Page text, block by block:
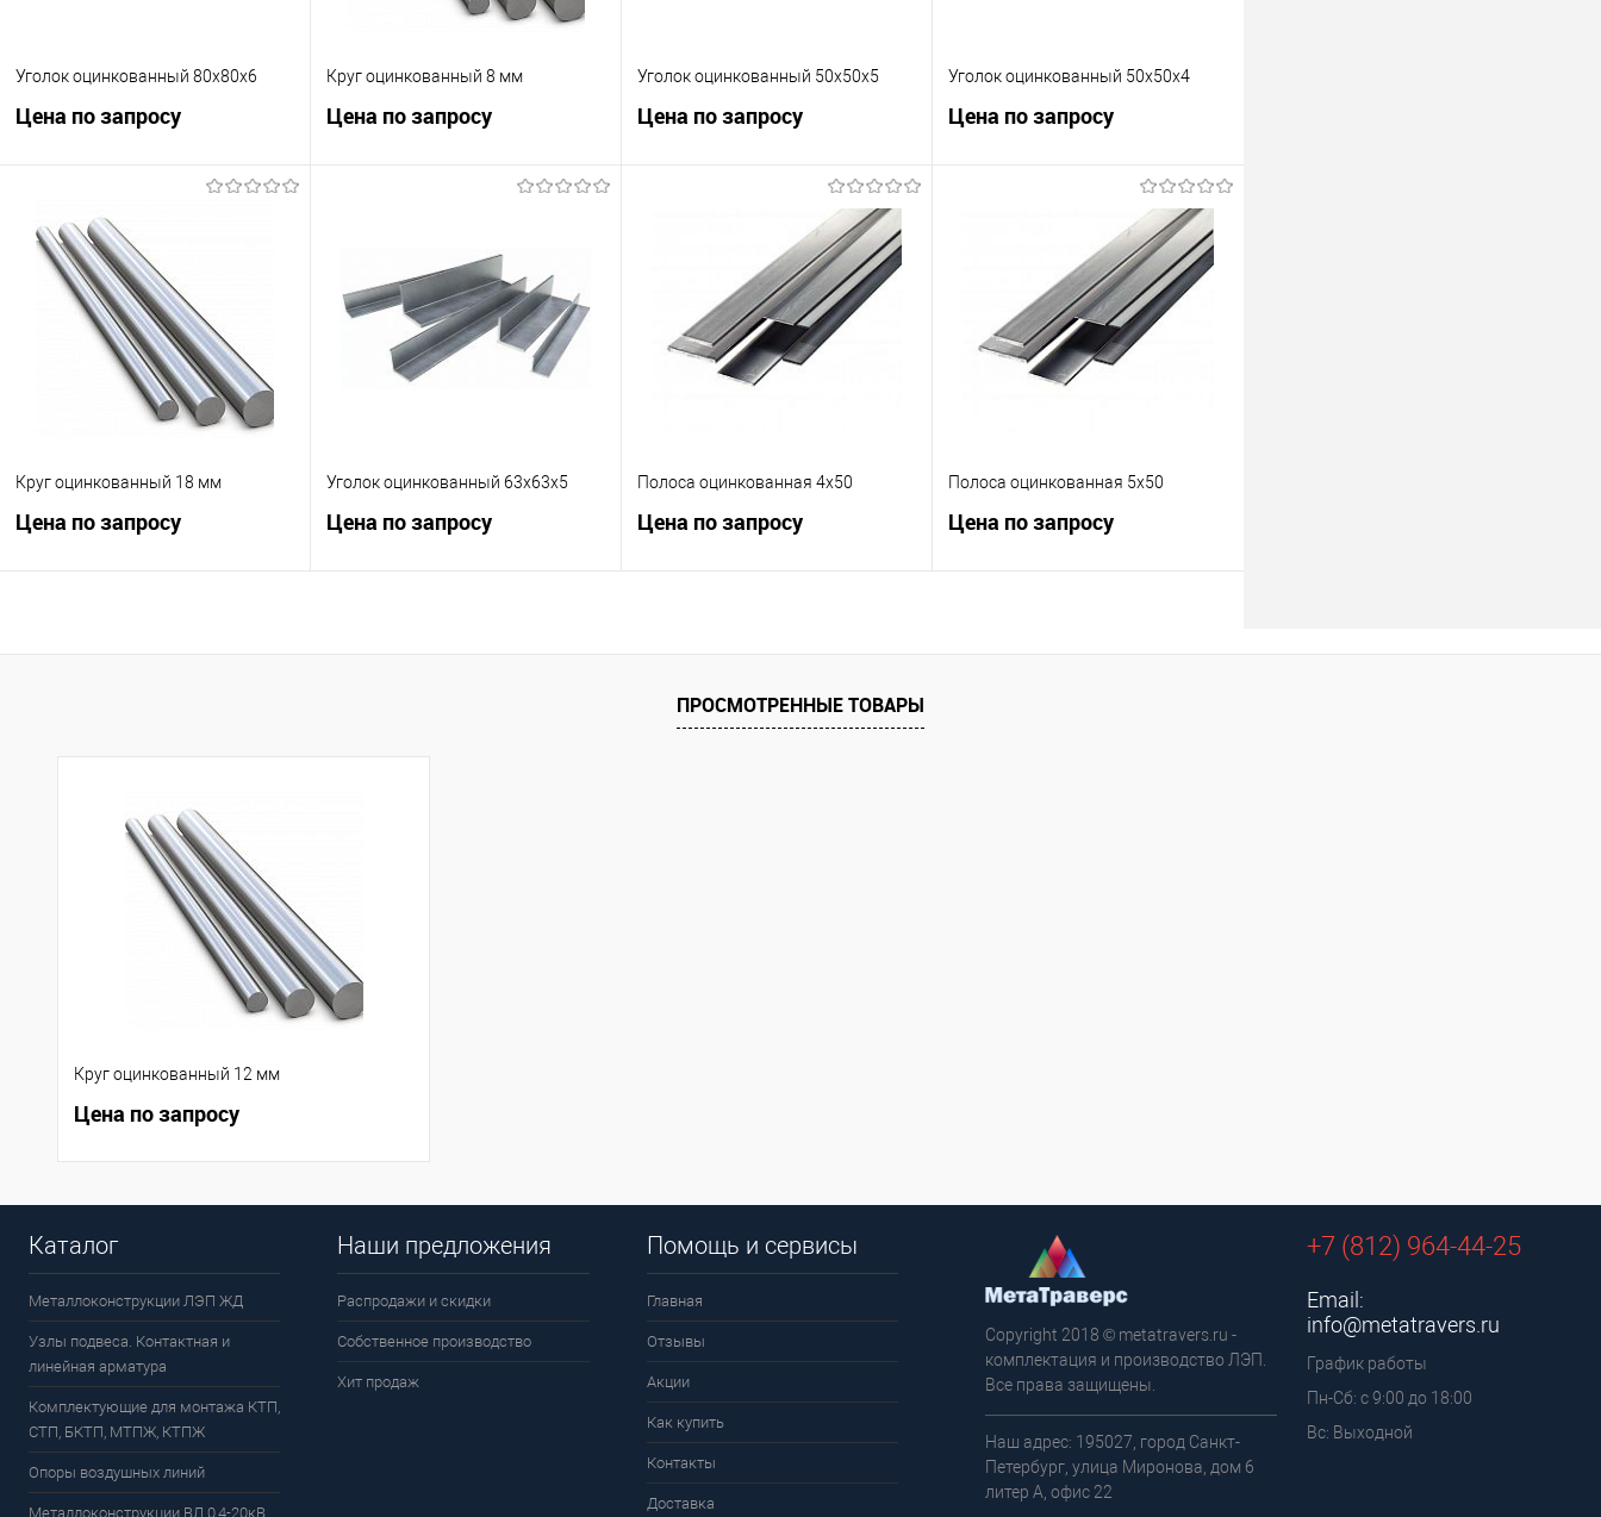
Уголок оцинкованный 80х80х6
Цена по запросу
Запросить цену
Купить в 1 клик
В избранное
В наличии
Круг оцинкованный 8 мм
Цена по запросу
Запросить цену
Купить в 1 клик
В избранное
В наличии
Уголок оцинкованный 50х50х5
Цена по запросу
Запросить цену
Купить в 1 клик
К сравнению
В избранное
В наличии
Уголок оцинкованный 50х50х4
Цена по запросу
Запросить цену
Купить в 1 клик
К сравнению
В избранное
В наличии
Круг оцинкованный 18 мм
Цена по запросу
Уголок оцинкованный 63х63х5
Цена по запросу
Полоса оцинкованная 4х50
Цена по запросу
В избранное
В наличии
Полоса оцинкованная 5х50
Цена по запросу
ПРОСМОТРЕННЫЕ ТОВАРЫ
Круг оцинкованный 12 мм
Цена по запросу
Каталог
Металлоконструкции ЛЭП ЖД
Узлы подвеса. Контактная и
линейная арматура
Комплектующие для монтажа КТП,
СТП, БКТП, МТПЖ, КТПЖ
Опоры воздушных линий
Металлоконструкции ВЛ 0,4-20кВ
Наши предложения
Распродажи и скидки
Собственное производство
Хит продаж
Помощь и сервисы
Главная
Отзывы
Акции
Как купить
Контакты
Доставка
Copyright 2018 © metatravers.ru -
комплектация и производство ЛЭП.
Все права защищены.
Наш адрес: 195027, город Санкт-
Петербург, улица Миронова, дом 6
литер А, офис 22
+7 (812) 964-44-25
Email:
info@metatravers.ru
График работы
Пн-Сб: с 9:00 до 18:00
Вс: Выходной